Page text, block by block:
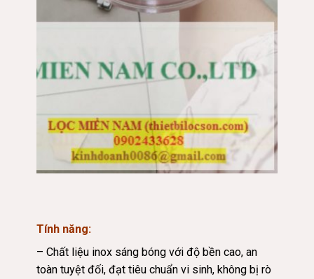
Tính năng:
– Chất liệu inox sáng bóng với độ bền cao, an
toàn tuyệt đối, đạt tiêu chuẩn vi sinh, không bị rò